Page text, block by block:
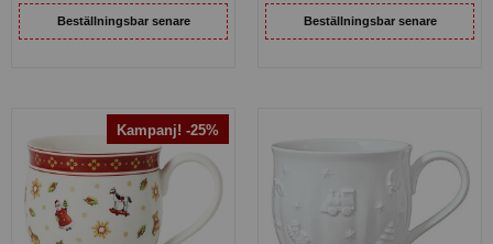
Beställningsbar senare Beställningsbar senare
Kampanj! -25%